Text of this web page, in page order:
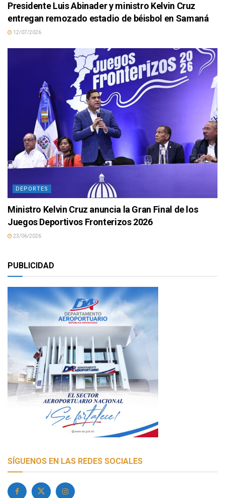
Presidente Luis Abinader y ministro Kelvin Cruz
entregan remozado estadio de béisbol en Samaná
12/07/2026
DEPORTES
Ministro Kelvin Cruz anuncia la Gran Final de los
Juegos Deportivos Fronterizos 2026
23/06/2026
PUBLICIDAD
SÍGUENOS EN LAS REDES SOCIALES